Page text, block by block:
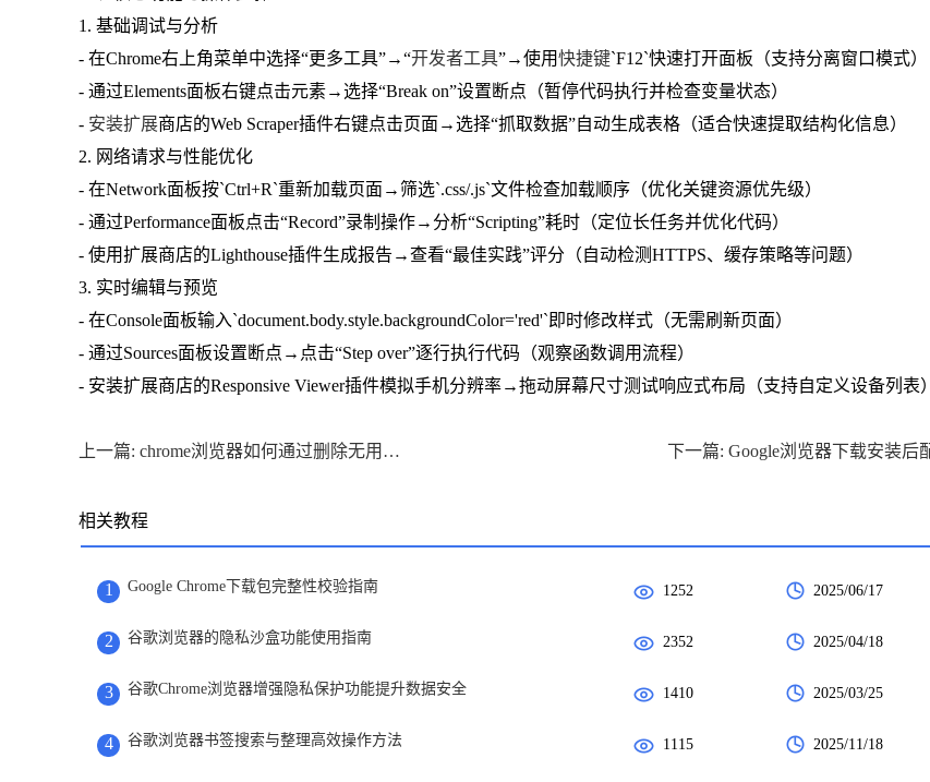
1. 基础调试与分析
- 在Chrome右上角菜单中选择“更多工具”→“开发者工具”→使用快捷键`F12`快速打开面板（支持分离窗口模式）
- 通过Elements面板右键点击元素→选择“Break on”设置断点（暂停代码执行并检查变量状态）
- 安装扩展商店的Web Scraper插件右键点击页面→选择“抓取数据”自动生成表格（适合快速提取结构化信息）
2. 网络请求与性能优化
- 在Network面板按`Ctrl+R`重新加载页面→筛选`.css/.js`文件检查加载顺序（优化关键资源优先级）
- 通过Performance面板点击“Record”录制操作→分析“Scripting”耗时（定位长任务并优化代码）
- 使用扩展商店的Lighthouse插件生成报告→查看“最佳实践”评分（自动检测HTTPS、缓存策略等问题）
3. 实时编辑与预览
- 在Console面板输入`document.body.style.backgroundColor='red'`即时修改样式（无需刷新页面）
- 通过Sources面板设置断点→点击“Step over”逐行执行代码（观察函数调用流程）
- 安装扩展商店的Responsive Viewer插件模拟手机分辨率→拖动屏幕尺寸测试响应式布局（支持自定义设备列表）
上一篇: chrome浏览器如何通过删除无用插件提高速度
相关教程
1 Google Chrome下载包完整性校验指南 1252 2025/06/17
2 谷歌浏览器的隐私沙盒功能使用指南 2352 2025/04/18
3 谷歌Chrome浏览器增强隐私保护功能提升数据安全 1410 2025/03/25
4 谷歌浏览器书签搜索与整理高效操作方法 1115 2025/11/18